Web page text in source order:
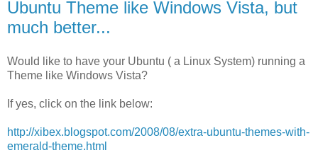
Ubuntu Theme like Windows Vista, but
much better...
Would like to have your Ubuntu ( a Linux System) running a
Theme like Windows Vista?
If yes, click on the link below:
http://xibex.blogspot.com/2008/08/extra-ubuntu-themes-with-
emerald-theme.html